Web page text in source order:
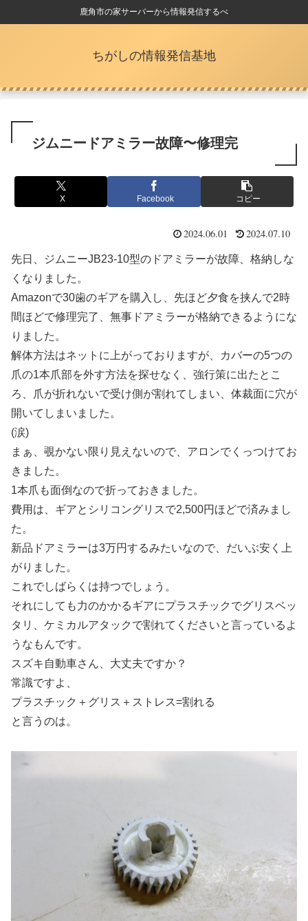
鹿角市の家サーバーから情報発信するべ
ちがしの情報発信基地
ジムニードアミラー故障〜修理完
X Facebook コピー
2024.06.01 2024.07.10
先日、ジムニーJB23-10型のドアミラーが故障、格納しな
くなりました。
Amazonで30歯のギアを購入し、先ほど夕食を挟んで2時
間ほどで修理完了、無事ドアミラーが格納できるようにな
りました。
解体方法はネットに上がっておりますが、カバーの5つの
爪の1本爪部を外す方法を探せなく、強行策に出たとこ
ろ、爪が折れないで受け側が割れてしまい、体裁面に穴が
開いてしまいました。
(涙)
まぁ、覗かない限り見えないので、アロンでくっつけてお
きました。
1本爪も面倒なので折っておきました。
費用は、ギアとシリコングリスで2,500円ほどで済みまし
た。
新品ドアミラーは3万円するみたいなので、だいぶ安く上
がりました。
これでしばらくは持つでしょう。
それにしても力のかかるギアにプラスチックでグリスベッ
タリ、ケミカルアタックで割れてくださいと言っているよ
うなもんです。
スズキ自動車さん、大丈夫ですか？
常識ですよ、
プラスチック＋グリス＋ストレス=割れる
と言うのは。